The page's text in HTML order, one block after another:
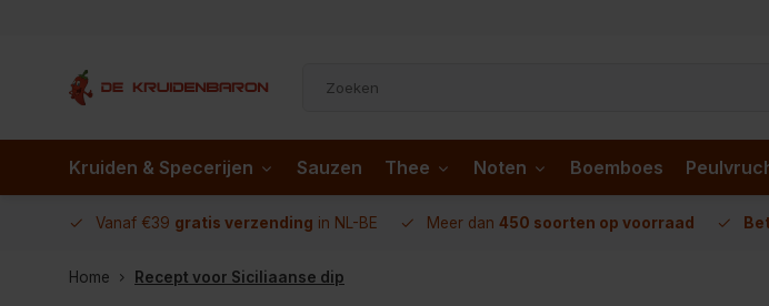
Kruiden & Specerijen Sauzen Thee Noten Boemboes
Vanaf €39 gratis verzending in NL-BE Meer dan 450 soorten op voorraad
Home Recept voor Siciliaanse dip